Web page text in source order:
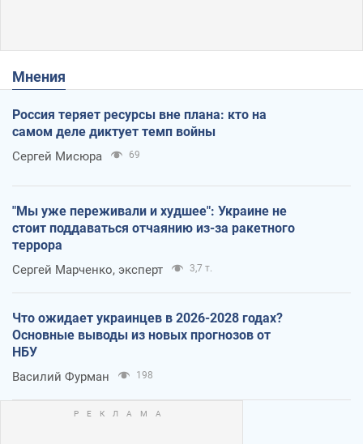
Мнения
Россия теряет ресурсы вне плана: кто на
самом деле диктует темп войны
Сергей Мисюра 69
"Мы уже переживали и худшее": Украине не
стоит поддаваться отчаянию из-за ракетного
террора
Сергей Марченко, эксперт 3,7 т.
Что ожидает украинцев в 2026-2028 годах?
Основные выводы из новых прогнозов от
НБУ
Василий Фурман 198